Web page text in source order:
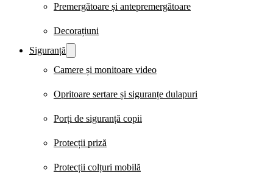
Premergătoare și antepremergătoare
Decorațiuni
Siguranță
Camere și monitoare video
Opritoare sertare și siguranțe dulapuri
Porți de siguranță copii
Protecții priză
Protecții colțuri mobilă